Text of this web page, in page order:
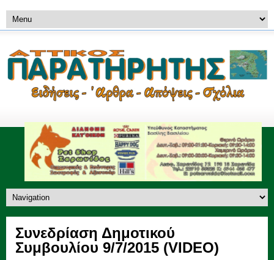
Συνεδρίαση Δημοτικού
Συμβουλίου 9/7/2015 (VIDEO)